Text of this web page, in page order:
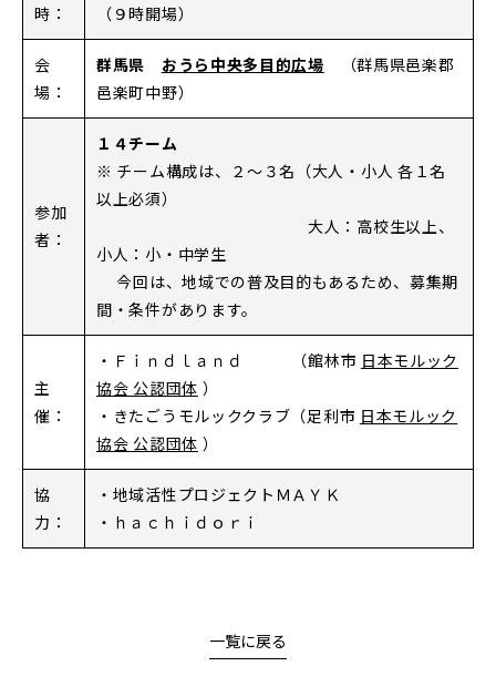
時：
（９時開場）
会
場：
群馬県 おうら中央多目的広場
（群馬県邑楽郡
邑楽町中野）
参加
者：
１４チーム
※ チーム構成は、２～３名（大人・小人 各１名
以上必須）
大人：高校生以上、
小人：小・中学生
今回は、地域での普及目的もあるため、募集期
間・条件があります。
主
催：
・Ｆｉｎｄｌａｎｄ （館林市 日本モルック
協会 公認団体 ）
・きたごうモルッククラブ （足利市 日本モルック
協会 公認団体 ）
協
力：
・地域活性プロジェクトＭＡＹＫ
・ｈａｃｈｉｄｏｒｉ
一覧に戻る